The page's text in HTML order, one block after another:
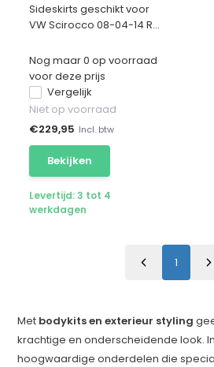
Sideskirts geschikt voor
VW Scirocco 08-04-14 R...
Nog maar 0 op voorraad
voor deze prijs
Vergelijk
Niet op voorraad
€229,95 Incl. btw
Bekijken
Levertijd: 3 tot 4
werkdagen
1
Met bodykits en exterieur styling
krachtige en onderscheidende look.
hoogwaardige onderdelen die